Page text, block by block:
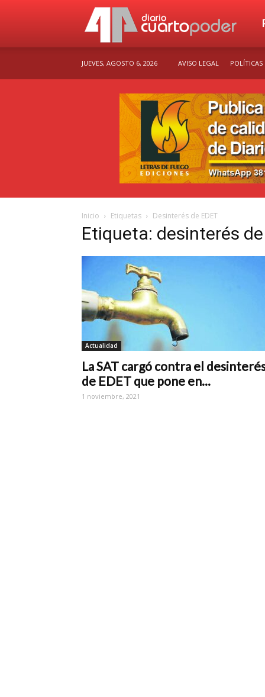
JUEVES, AGOSTO 6, 2026 AVISO LEGAL POLÍTICAS
Inicio Etiquetas Desinterés de EDET
Etiqueta: desinterés de
Actualidad
La SAT cargó contra el
de EDET que pone en...
1 noviembre, 2021